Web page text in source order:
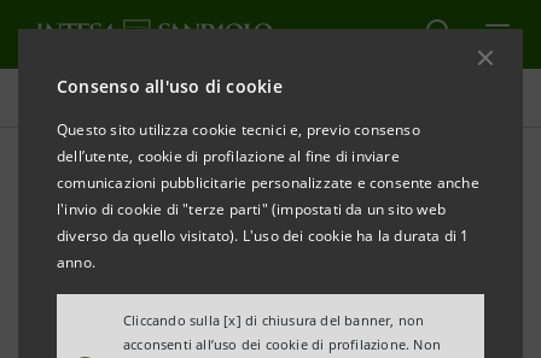
Consenso all'uso di cookie
Questo sito utilizza cookie tecnici e, previo consenso
dell’utente, cookie di profilazione al fine di inviare
comunicazioni pubblicitarie personalizzate e consente anche
l'invio di cookie di "terze parti" (impostati da un sito web
diverso da quello visitato). L'uso dei cookie ha la durata di 1
anno.
Cliccando sulla [x] di chiusura del banner, non
acconsenti all’uso dei cookie di profilazione. Non
Comunicati stampa
STAMPA AGGIORNA
COMUNICATO STAMPA
INSIEME SOTTO IL CIELO: L’ESTATE FRA LE ARTI
Tornano gli appuntamenti estivi all’aperto